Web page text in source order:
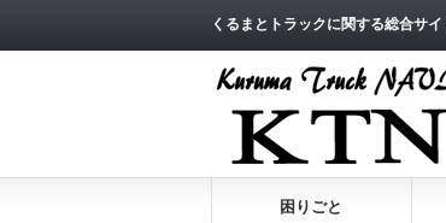
くるまとトラックに関する総合サ
困りごと